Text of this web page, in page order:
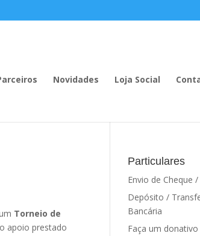
Novidades Loja Social
Torneio de
apoio prestado
Particulares
Envio de Cheque
Depósito /
Bancária
Faça um